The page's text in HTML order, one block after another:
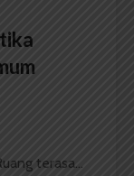
terasa...